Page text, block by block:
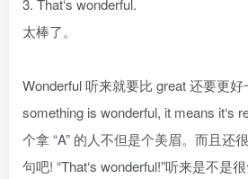
3. That‘s wonderful.
太棒了。
Wonderful 听来就要比 great 还要更
something is wonderful, it means it‘s
个拿 “A” 的人不但是个美眉。而且还
句吧! “That‘s wonderful!”听来是不是